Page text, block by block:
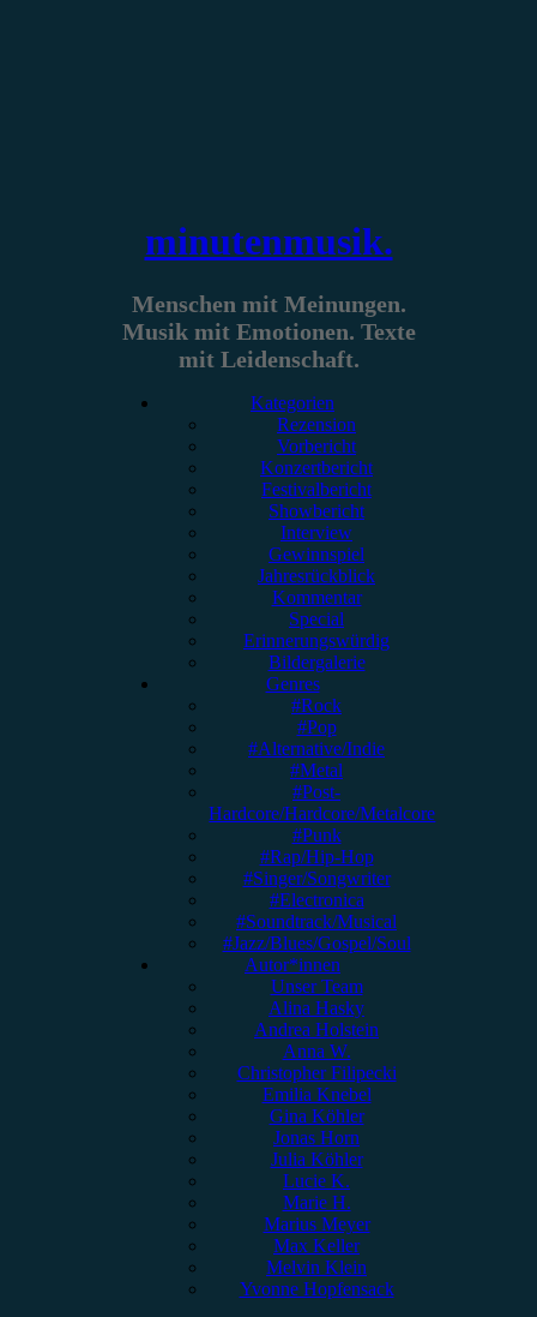
minutenmusik.
Menschen mit Meinungen.
Musik mit Emotionen. Texte
mit Leidenschaft.
Kategorien
Rezension
Vorbericht
Konzertbericht
Festivalbericht
Showbericht
Interview
Gewinnspiel
Jahresrückblick
Kommentar
Special
Erinnerungswürdig
Bildergalerie
Genres
#Rock
#Pop
#Alternative/Indie
#Metal
#Post-
Hardcore/Hardcore/Metalcore
#Punk
#Rap/Hip-Hop
#Singer/Songwriter
#Electronica
#Soundtrack/Musical
#Jazz/Blues/Gospel/Soul
Autor*innen
Unser Team
Alina Hasky
Andrea Holstein
Anna W.
Christopher Filipecki
Emilia Knebel
Gina Köhler
Jonas Horn
Julia Köhler
Lucie K.
Marie H.
Marius Meyer
Max Keller
Melvin Klein
Yvonne Hopfensack